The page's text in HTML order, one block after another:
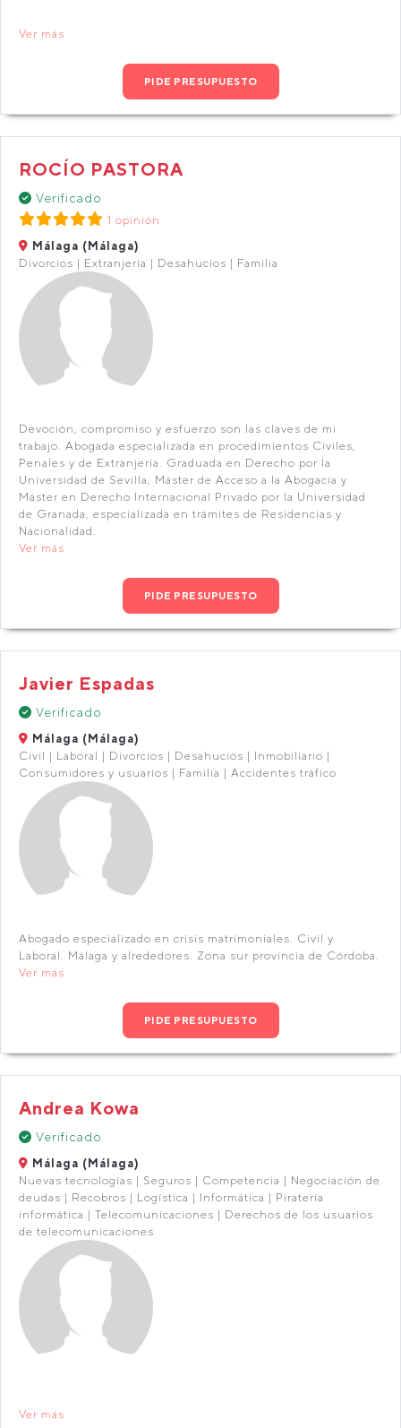
Ver más
PIDE PRESUPUESTO
ROCÍO PASTORA
Verificado
1 opinión
Málaga (Málaga)
Divorcios | Extranjería | Desahucios | Familia
Devoción, compromiso y esfuerzo son las claves de mi
trabajo. Abogada especializada en procedimientos Civiles,
Penales y de Extranjería. Graduada en Derecho por la
Universidad de Sevilla, Máster de Acceso a la Abogacía y
Máster en Derecho Internacional Privado por la Universidad
de Granada, especializada en trámites de Residencias y
Nacionalidad.
Ver más
PIDE PRESUPUESTO
Javier Espadas
Verificado
Málaga (Málaga)
Civil | Laboral | Divorcios | Desahucios | Inmobiliario |
Consumidores y usuarios | Familia | Accidentes tráfico
Abogado especializado en crisis matrimoniales. Civil y
Laboral. Málaga y alrededores. Zona sur provincia de Córdoba.
Ver más
PIDE PRESUPUESTO
Andrea Kowa
Verificado
Málaga (Málaga)
Nuevas tecnologías | Seguros | Competencia | Negociación de
deudas | Recobros | Logística | Informática | Piratería
informática | Telecomunicaciones | Derechos de los usuarios
de telecomunicaciones
Ver más